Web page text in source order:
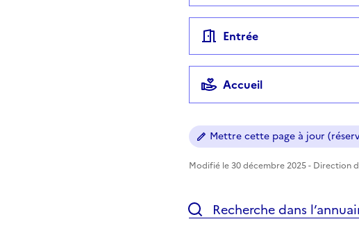
Entrée
Accueil
Mettre cette page à jour
Modifié le 30 décembre 2025 - Direction
Recherche dans